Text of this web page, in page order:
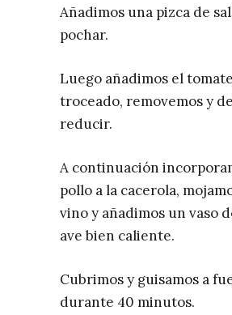
Añadimos una pizca de
pochar.
Luego añadimos el
troceado, removemos y
reducir.
A continuación
pollo a la cacerola,
vino y añadimos un vaso
ave bien caliente.
Cubrimos y guisamos a
durante 40 minutos.